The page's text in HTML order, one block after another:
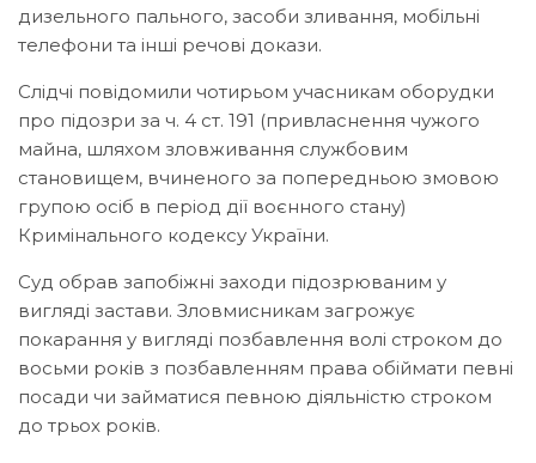
дизельного пального, засоби зливання, мобільні
телефони та інші речові докази.
Слідчі повідомили чотирьом учасникам оборудки
про підозри за ч. 4 ст. 191 (привласнення чужого
майна, шляхом зловживання службовим
становищем, вчиненого за попередньою змовою
групою осіб в період дії воєнного стану)
Кримінального кодексу України.
Суд обрав запобіжні заходи підозрюваним у
вигляді застави. Зловмисникам загрожує
покарання у вигляді позбавлення волі строком до
восьми років з позбавленням права обіймати певні
посади чи займатися певною діяльністю строком
до трьох років.